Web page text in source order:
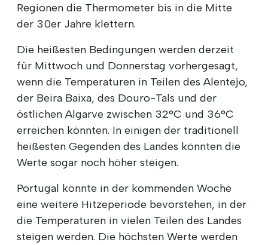
Regionen die Thermometer bis in die Mitte
der 30er Jahre klettern.
Die heißesten Bedingungen werden derzeit
für Mittwoch und Donnerstag vorhergesagt,
wenn die Temperaturen in Teilen des Alentejo,
der Beira Baixa, des Douro-Tals und der
östlichen Algarve zwischen 32°C und 36°C
erreichen könnten. In einigen der traditionell
heißesten Gegenden des Landes könnten die
Werte sogar noch höher steigen.
Portugal könnte in der kommenden Woche
eine weitere Hitzeperiode bevorstehen, in der
die Temperaturen in vielen Teilen des Landes
steigen werden. Die höchsten Werte werden